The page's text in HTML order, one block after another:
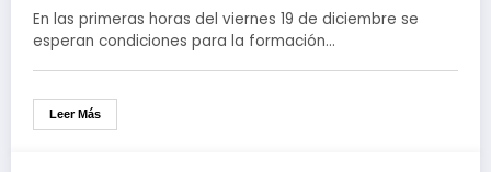
En las primeras horas del viernes 19 de diciembre se
esperan condiciones para la formación…
Leer Más